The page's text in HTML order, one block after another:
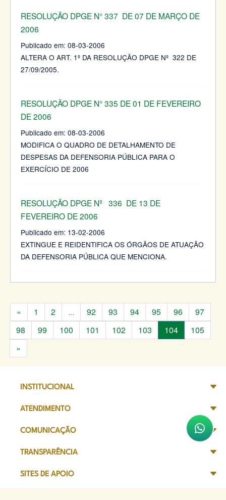
RESOLUÇÃO DPGE N° 337 DE 07 DE MARÇO DE
2006
Publicado em: 08-03-2006
ALTERA O ART. 1º DA RESOLUÇÃO DPGE Nº 322 DE
27/09/2005.
RESOLUÇÃO DPGE N° 335 DE 01 DE FEVEREIRO
DE 2006
Publicado em: 08-03-2006
MODIFICA O QUADRO DE DETALHAMENTO DE
DESPESAS DA DEFENSORIA PÚBLICA PARA O
EXERCÍCIO DE 2006
RESOLUÇÃO DPGE Nº 336 DE 13 DE
FEVEREIRO DE 2006
Publicado em: 13-02-2006
EXTINGUE E REIDENTIFICA OS ÓRGÃOS DE ATUAÇÃO
DA DEFENSORIA PÚBLICA QUE MENCIONA.
« 1 2 ... 92 93 94 95 96
97
98
99 100 101 102 103 104
105
»
INSTITUCIONAL
ATENDIMENTO
COMUNICAÇÃO
TRANSPARÊNCIA
SITES DE APOIO